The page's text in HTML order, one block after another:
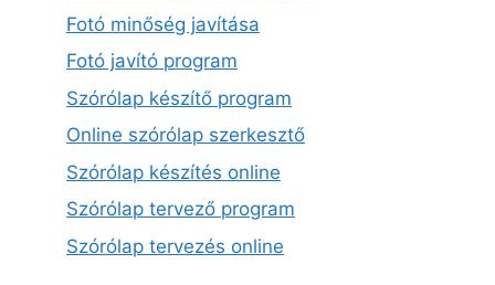
Fotó minőség javítása
Fotó javító program
Szórólap készítő program
Online szórólap szerkesztő
Szórólap készítés online
Szórólap tervező program
Szórólap tervezés online